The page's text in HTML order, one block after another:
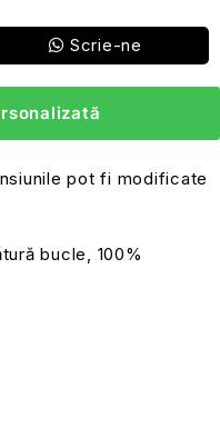
Scrie-ne
pot fi modificate
bucle, 100%